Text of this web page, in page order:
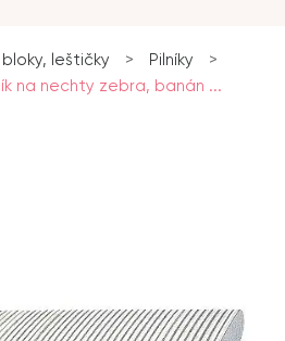
bloky, leštičky > Pilníky
>
na nechty zebra, banán ...